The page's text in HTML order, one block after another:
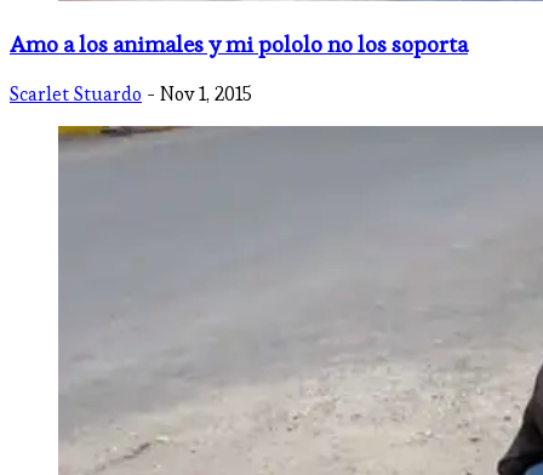
Amo a los animales y mi pololo no los soporta
Scarlet Stuardo - Nov 1, 2015